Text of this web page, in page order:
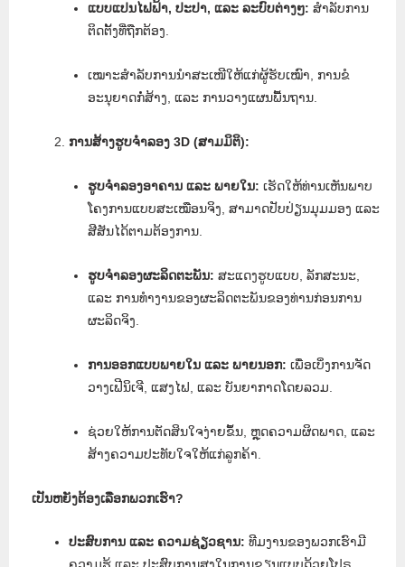
ແບບແປນໄຟຟ້າ, ປະປາ, ແລະ ລະບົບຕ່າງໆ: ສໍາລັບການ
ຕິດຕັ້ງທີ່ຖືກຕ້ອງ.
ເໝາະສຳລັບການນຳສະເໜີໃຫ້ແກ່ຜູ້ຮັບເໝົາ, ການຂໍ
ອະນຸຍາດກໍ່ສ້າງ, ແລະ ການວາງແຜນພື້ນຖານ.
ການສ້າງຮູບຈຳລອງ 3D (ສາມມິຕິ):
ຮູບຈຳລອງອາຄານ ແລະ ພາຍໃນ: ເຮັດໃຫ້ທ່ານເຫັນພາບ
ໂຄງການແບບສະເໝືອນຈິງ, ສາມາດປັບປ່ຽນມຸມມອງ ແລະ
ສີສັນໄດ້ຕາມຕ້ອງການ.
ຮູບຈຳລອງຜະລິດຕະພັນ: ສະແດງຮູບແບບ, ລັກສະນະ,
ແລະ ການທໍາງານຂອງຜະລິດຕະພັນຂອງທ່ານກ່ອນການ
ຜະລິດຈິງ.
ການອອກແບບພາຍໃນ ແລະ ພາຍນອກ: ເພື່ອເບິ່ງການຈັດ
ວາງເຟີນິເຈີ, ແສງໄຟ, ແລະ ບັນຍາກາດໂດຍລວມ.
ຊ່ວຍໃຫ້ການຕັດສິນໃຈງ່າຍຂຶ້ນ, ຫຼຸດຄວາມຜິດພາດ, ແລະ
ສ້າງຄວາມປະທັບໃຈໃຫ້ແກ່ລູກຄ້າ.
ເປັນຫຍັງຕ້ອງເລືອກພວກເຮົາ?
ປະສົບການ ແລະ ຄວາມຊ່ຽວຊານ: ທີມງານຂອງພວກເຮົາມີ